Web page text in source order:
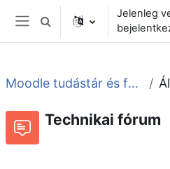
Tovább a fő tartalomhoz
Oldalpanel
Keresési bemeneti adatok
Jelenleg
Moodle tudástár és fórum
Technikai fórum